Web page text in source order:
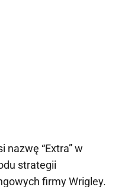
nazwę “Extra” w
strategii
firmy Wrigley.